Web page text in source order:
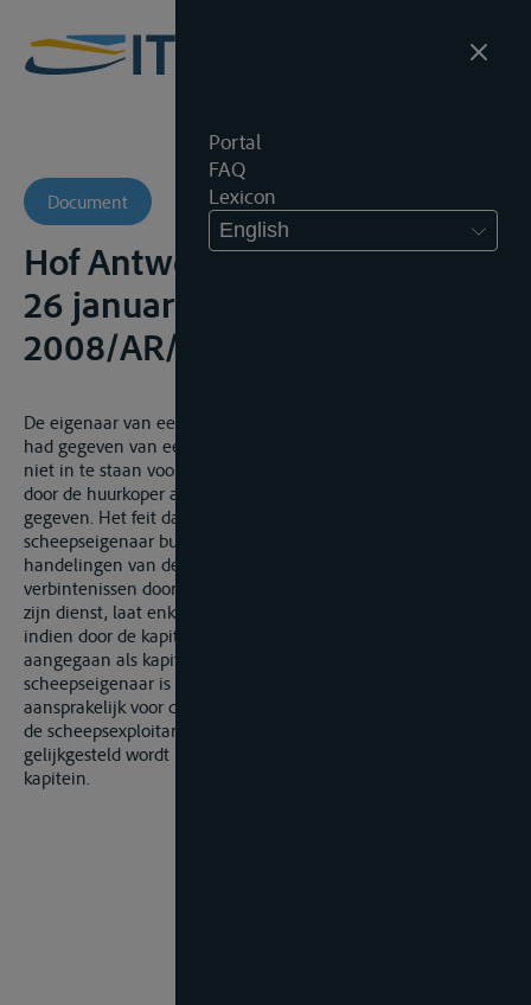
Portal
FAQ
Lexicon
English
Document
Hof Antwerpen, 4de Kamer,
26 januari 2008, onuitg.,
2008/AR/220
De eigenaar van een binnenschip die zijn schip in huurkoop
had gegeven van een derde, dient
niet in te staan voor de kosten van herstelling ervan waarvoor
door de huurkoper aan een herstelbedrijf opdracht was
gegeven. Het feit dat krachtens art. 46 § 2 Zeewet de
scheepseigenaar burgerlijk aansprakelijk is voor de
handelingen van de kapitein en instaat voor de
verbintenissen door deze aangegaan in het uitoefenen van
zijn dienst, laat enkel toe de scheepseigenaar aan te spreken
indien door de kapitein van het schip de verbintenis werd
aangegaan als kapitein in de uitoefening van zijn dienst. De
scheepseigenaar is echter niet op grond van die bepaling niet
aansprakelijk voor de handelingen van de huurkoper, zijnde
de scheepsexploitant, die op grond van art. 54 Zeewet
gelijkgesteld wordt met de scheepseigenaar en niet met de
kapitein.